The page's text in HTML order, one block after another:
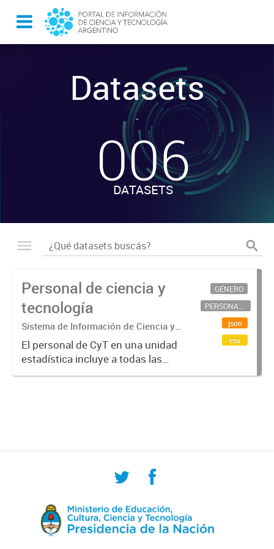
Datasets
-
006
DATASETS
Personal de ciencia y
tecnología
Sistema de Información de Ciencia y
Tecnología Argentino (SICYTAR)
El personal de CyT en una unidad
estadística incluye a todas las
personas involucradas
GÉNERO
PERSONAL CIENTÍFICO-TECNOLÓGICO
json
csv